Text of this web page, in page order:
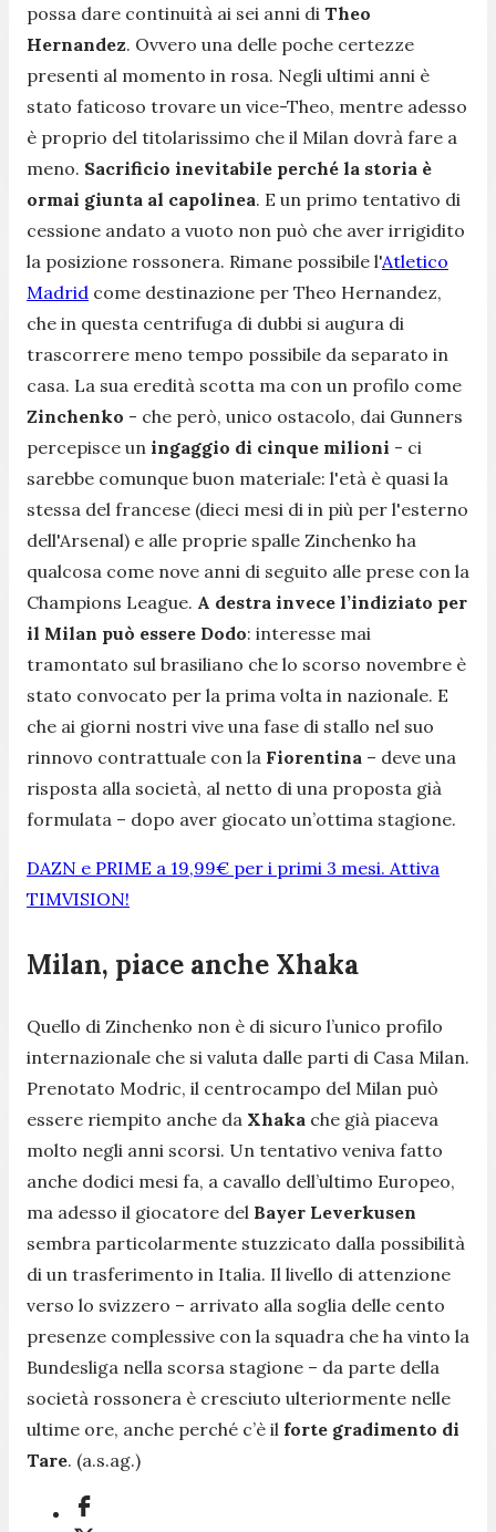
possa dare continuità ai sei anni di Theo
Hernandez. Ovvero una delle poche certezze
presenti al momento in rosa. Negli ultimi anni è
stato faticoso trovare un vice-Theo, mentre adesso
è proprio del titolarissimo che il Milan dovrà fare a
meno. Sacrificio inevitabile perché la storia è
ormai giunta al capolinea. E un primo tentativo di
cessione andato a vuoto non può che aver irrigidito
la posizione rossonera. Rimane possibile l'Atletico
Madrid come destinazione per Theo Hernandez,
che in questa centrifuga di dubbi si augura di
trascorrere meno tempo possibile da separato in
casa. La sua eredità scotta ma con un profilo come
Zinchenko - che però, unico ostacolo, dai Gunners
percepisce un ingaggio di cinque milioni - ci
sarebbe comunque buon materiale: l'età è quasi la
stessa del francese (dieci mesi di in più per l'esterno
dell'Arsenal) e alle proprie spalle Zinchenko ha
qualcosa come nove anni di seguito alle prese con la
Champions League. A destra invece l’indiziato per
il Milan può essere Dodo: interesse mai
tramontato sul brasiliano che lo scorso novembre è
stato convocato per la prima volta in nazionale. E
che ai giorni nostri vive una fase di stallo nel suo
rinnovo contrattuale con la Fiorentina – deve una
risposta alla società, al netto di una proposta già
formulata – dopo aver giocato un’ottima stagione.
DAZN e PRIME a 19,99€ per i primi 3 mesi. Attiva
TIMVISION!
Milan, piace anche Xhaka
Quello di Zinchenko non è di sicuro l’unico profilo
internazionale che si valuta dalle parti di Casa Milan.
Prenotato Modric, il centrocampo del Milan può
essere riempito anche da Xhaka che già piaceva
molto negli anni scorsi. Un tentativo veniva fatto
anche dodici mesi fa, a cavallo dell’ultimo Europeo,
ma adesso il giocatore del Bayer Leverkusen
sembra particolarmente stuzzicato dalla possibilità
di un trasferimento in Italia. Il livello di attenzione
verso lo svizzero – arrivato alla soglia delle cento
presenze complessive con la squadra che ha vinto la
Bundesliga nella scorsa stagione – da parte della
società rossonera è cresciuto ulteriormente nelle
ultime ore, anche perché c’è il forte gradimento di
Tare. (a.s.ag.)